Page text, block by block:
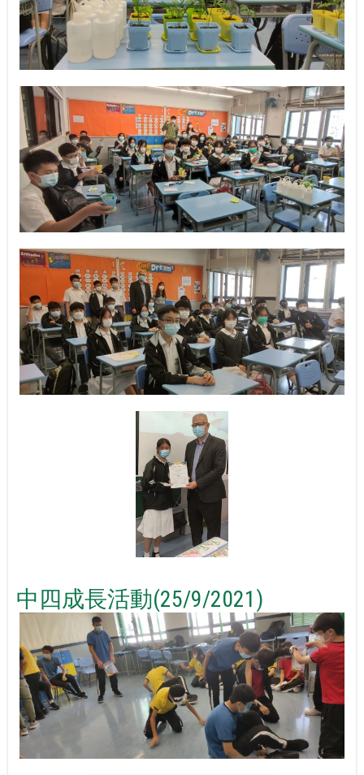
中四成長活動(25/9/2021)